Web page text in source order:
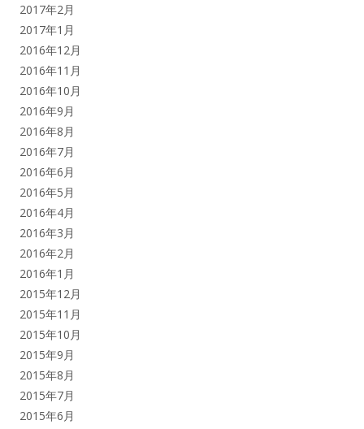
2017年2月
2017年1月
2016年12月
2016年11月
2016年10月
2016年9月
2016年8月
2016年7月
2016年6月
2016年5月
2016年4月
2016年3月
2016年2月
2016年1月
2015年12月
2015年11月
2015年10月
2015年9月
2015年8月
2015年7月
2015年6月